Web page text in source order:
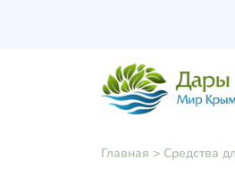
Главная > Средства